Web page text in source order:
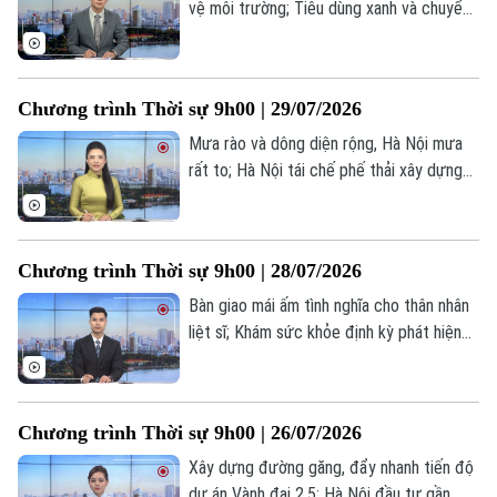
Âm nhạc
vệ môi trường; Tiêu dùng xanh và chuyển
trong chương trình hôm nay.
Chương trình Thời sự 9h00 | 29/07/2026
Mưa rào và dông diện rộng, Hà Nội mưa
rất to; Hà Nội tái chế phế thải xây dựng
trình hôm nay.
Chương trình Thời sự 9h00 | 28/07/2026
Bàn giao mái ấm tình nghĩa cho thân nhân
liệt sĩ; Khám sức khỏe định kỳ phát hiện
chương trình hôm nay.
Chương trình Thời sự 9h00 | 26/07/2026
Xây dựng đường găng, đẩy nhanh tiến độ